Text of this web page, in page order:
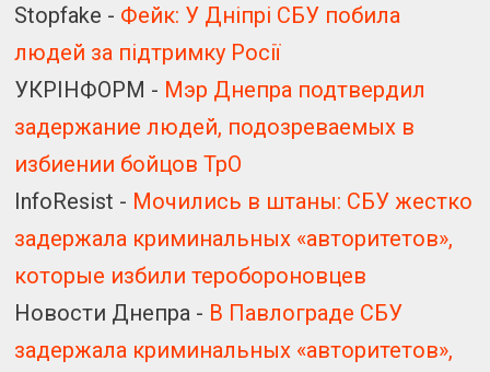
Stopfake - Фейк: У Дніпрі СБУ побила
людей за підтримку Росії
УКРІНФОРМ - Мэр Днепра подтвердил
задержание людей, подозреваемых в
избиении бойцов ТрО
InfoResist - Мочились в штаны: СБУ жестко
задержала криминальных «авторитетов»,
которые избили теробороновцев
Новости Днепра - В Павлограде СБУ
задержала криминальных «авторитетов»,